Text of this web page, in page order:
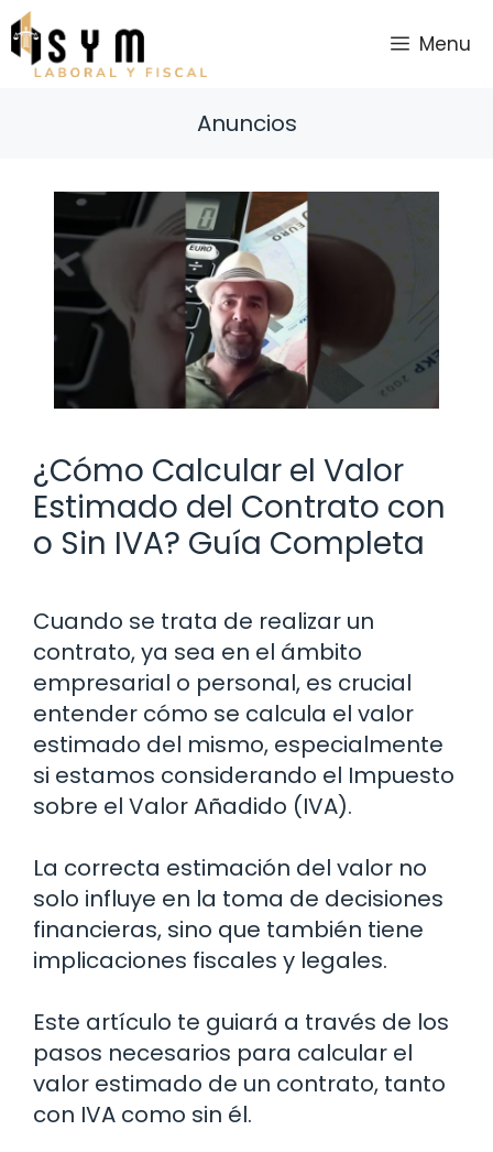
Saltar
al
contenido
Menu
Anuncios
¿Cómo Calcular el Valor
Estimado del Contrato con
o Sin IVA? Guía Completa
Cuando se trata de realizar un
contrato, ya sea en el ámbito
empresarial o personal, es crucial
entender cómo se calcula el valor
estimado del mismo, especialmente
si estamos considerando el Impuesto
sobre el Valor Añadido (IVA).
La correcta estimación del valor no
solo influye en la toma de decisiones
financieras, sino que también tiene
implicaciones fiscales y legales.
Este artículo te guiará a través de los
pasos necesarios para calcular el
valor estimado de un contrato, tanto
con IVA como sin él.